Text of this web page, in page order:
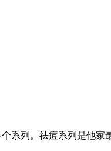
系列。祛痘系列是他家